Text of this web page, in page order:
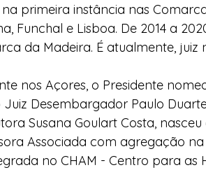
na primeira instância nas
Funchal e Lisboa. De 2014 a
da Madeira. É atualmente, juiz
nos Açores, o Presidente
Juiz Desembargador Paulo
Susana Goulart Costa,
Associada com agregação
no CHAM - Centro para as